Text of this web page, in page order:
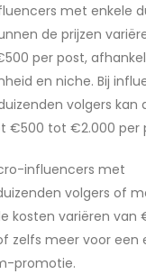
met enkele
de prijzen
per post,
en niche. Bij
volgers kan
€500 tot €2.000 per
influencers met
volgers of
kosten variëren van
zelfs meer voor een
promotie.